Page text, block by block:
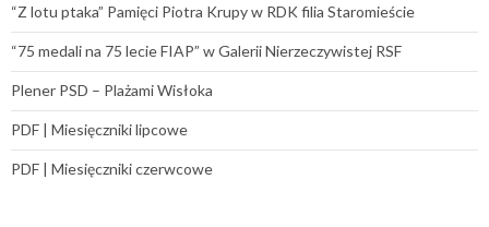
“Z lotu ptaka” Pamięci Piotra Krupy w RDK filia Staromieście
“75 medali na 75 lecie FIAP” w Galerii Nierzeczywistej RSF
Plener PSD – Plażami Wisłoka
PDF | Miesięczniki lipcowe
PDF | Miesięczniki czerwcowe